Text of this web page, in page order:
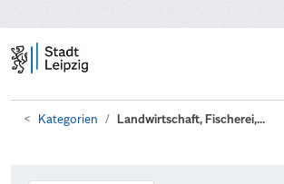
Kategorien Landwirtschaft, Fischerei,...